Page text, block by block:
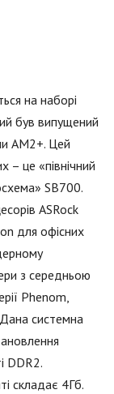
на наборі
був випущений
АМ2+. Цей
– це «північний
SB700.
ASRock
для офісних
з середньою
Phenom,
системна
DDR2.
складає 4Гб.